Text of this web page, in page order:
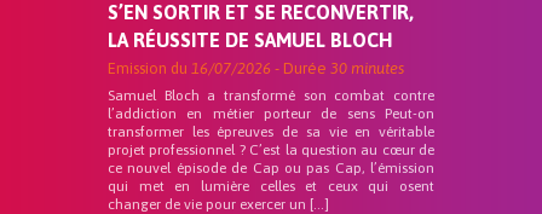
S’EN SORTIR ET SE RECONVERTIR,
LA RÉUSSITE DE SAMUEL BLOCH
Emission du 16/07/2026 - Durée 30 minutes
Samuel Bloch a transformé son combat contre
l’addiction en métier porteur de sens Peut-on
transformer les épreuves de sa vie en véritable
projet professionnel ? C’est la question au cœur de
ce nouvel épisode de Cap ou pas Cap, l’émission
qui met en lumière celles et ceux qui osent
changer de vie pour exercer un […]